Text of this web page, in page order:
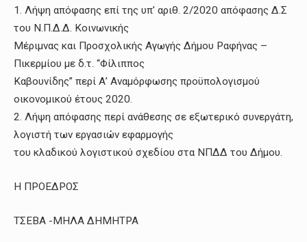
1. Λήψη απόφασης επί της υπ’ αριθ. 2/2020 απόφασης Δ.Σ
του Ν.Π.Δ.Δ. Κοινωνικής
Μέριμνας και Προσχολικής Αγωγής Δήμου Ραφήνας –
Πικερμίου με δ.τ. “Φίλιππος
Καβουνίδης” περί Α’ Αναμόρφωσης προϋπολογισμού
οικονομικού έτους 2020.
2. Λήψη απόφασης περί ανάθεσης σε εξωτερικό συνεργάτη,
λογιστή των εργασιών εφαρμογής
του κλαδικού λογιστικού σχεδίου στα ΝΠΔΔ του Δήμου.
Η ΠΡΟΕΔΡΟΣ
ΤΣΕΒΑ -ΜΗΛΑ ΔΗΜΗΤΡΑ